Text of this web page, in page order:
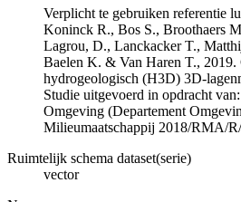
Verplicht te gebruiken referentie
Koninck R., Bos S., Broothaers
Lagrou, D., Lanckacker T.,
Baelen K. & Van Haren T.,
hydrogeologisch (H3D) 3D-
Studie uitgevoerd in opdracht
Omgeving (Departement
Milieumaatschappij 2018/RMA/
Ruimtelijk schema dataset(serie)
vector